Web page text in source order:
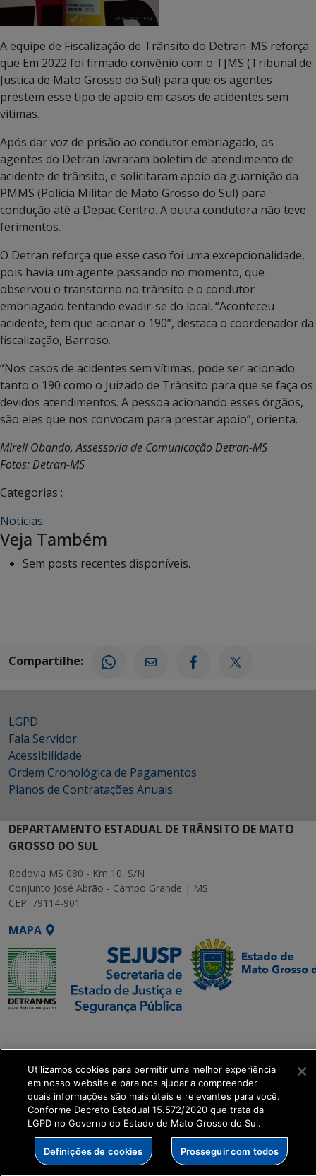
A equipe de Fiscalização de Trânsito do Detran-MS reforça
que Em 2022 foi firmado convênio com o TJMS (Tribunal de
Justica de Mato Grosso do Sul) para que os agentes
prestem esse tipo de apoio em casos de acidentes sem
vítimas.
Após dar voz de prisão ao condutor embriagado, os
agentes do Detran lavraram boletim de atendimento de
acidente de trânsito, e solicitaram apoio da guarnição da
PMMS (Polícia Militar de Mato Grosso do Sul) para
condução até a Depac Centro. A outra condutora não teve
ferimentos.
O Detran reforça que esse caso foi uma excepcionalidade,
pois havia um agente passando no momento, que
observou o transtorno no trânsito e o condutor
embriagado tentando evadir-se do local. “Aconteceu
acidente, tem que acionar o 190”, destaca o coordenador da
fiscalização, Barroso.
“Nos casos de acidentes sem vítimas, pode ser acionado
tanto o 190 como o Juizado de Trânsito para que se faça os
devidos atendimentos. A pessoa acionando esses órgãos,
são eles que nos convocam para prestar apoio”, orienta.
Mireli Obando, Assessoria de Comunicação Detran-MS
Fotos: Detran-MS
Categorias :
Notícias
Veja Também
Sem posts recentes disponíveis.
Compartilhe:
LGPD
Fala Servidor
Acessibilidade
Ordem Cronológica de Pagamentos
Planos de Contratações Anuais
DEPARTAMENTO ESTADUAL DE TRÂNSITO DE MATO
GROSSO DO SUL
Rodovia MS 080 - Km 10, S/N
Conjunto José Abrão - Campo Grande | MS
CEP: 79114-901
MAPA
Executiva de
Transformação Digital
get_footer();
Utilizamos cookies para permitir uma melhor experiência
em nosso website e para nos ajudar a compreender
quais informações são mais úteis e relevantes para você.
Conforme Decreto Estadual 15.572/2020 que trata da
LGPD no Governo do Estado de Mato Grosso do Sul.
Definições de cookies Prosseguir com todos